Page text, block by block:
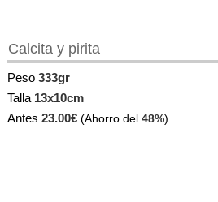
Calcita y pirita
Peso 333gr
Talla 13x10cm
Antes 23.00€ (Ahorro del 48%)